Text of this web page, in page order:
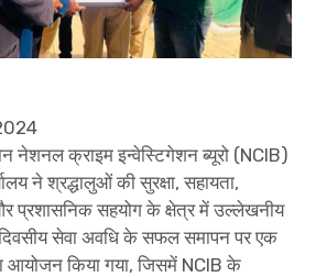
नेशनल क्राइम इन्वेस्टिगेशन ब्यूरो (NCIB)
ने श्रद्धालुओं की सुरक्षा, सहायता,
प्रशासनिक सहयोग के क्षेत्र में उल्लेखनीय
सेवा अवधि के सफल समापन पर एक
आयोजन किया गया, जिसमें NCIB के